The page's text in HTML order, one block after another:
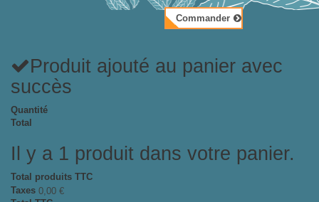
Commander
Produit ajouté au panier avec
succès
Quantité
Total
Il y a 1 produit dans votre panier.
Total produits TTC
Taxes 0,00 €